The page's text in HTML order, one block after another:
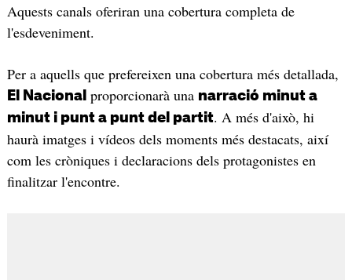
Aquests canals oferiran una cobertura completa de
l'esdeveniment.
Per a aquells que prefereixen una cobertura més detallada,
El Nacional proporcionarà una narració minut a
minut i punt a punt del partit. A més d'això, hi
haurà imatges i vídeos dels moments més destacats, així
com les cròniques i declaracions dels protagonistes en
finalitzar l'encontre.